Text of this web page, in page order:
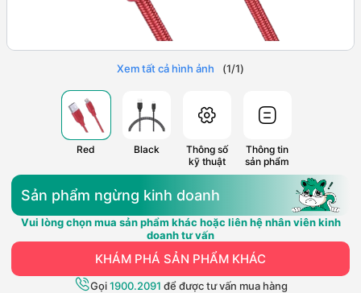
Xem tất cả hình ảnh (1/1)
Red Black
Thông số
kỹ thuật
Thông tin
sản phẩm
Sản phẩm ngừng kinh doanh
Vui lòng chọn mua sản phẩm khác hoặc liên hệ nhân viên kinh
doanh tư vấn
KHÁM PHÁ SẢN PHẨM KHÁC
Gọi1900.2091 để được tư vấn mua hàng